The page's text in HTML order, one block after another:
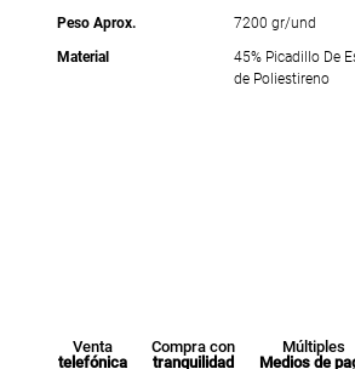
Peso Aprox.
7200 gr/und
Material
45% Picadillo De
de Poliestireno
Venta
telefónica
Compra con
tranquilidad
Múltiples
Medios de